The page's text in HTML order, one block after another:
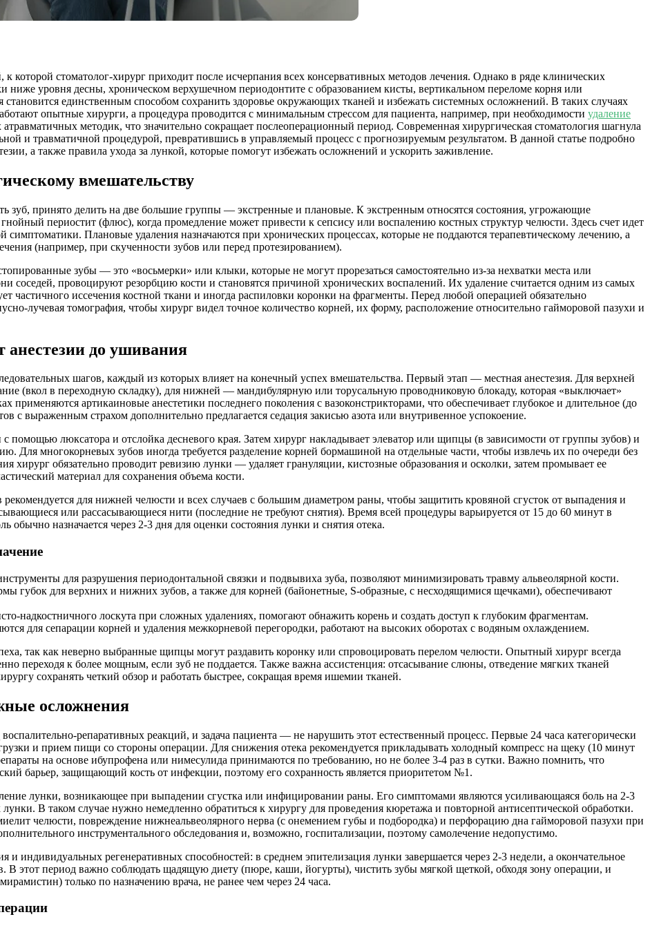
к которой стоматолог-хирург приходит после исчерпания всех консервативных методов лечения. Однако в ряде клинических
уровня десны, хроническом верхушечном периодонтите с образованием кисты, вертикальном переломе корня или
единственным способом сохранить здоровье окружающих тканей и избежать системных осложнений. В таких случаях
опытные хирурги, а процедура проводится с минимальным стрессом для пациента, например, при необходимости удаление
методик, что значительно сокращает послеоперационный период. Современная хирургическая стоматология шагнула
и травматичной процедурой, превратившись в управляемый процесс с прогнозируемым результатом. В данной статье подробно
а также правила ухода за лункой, которые помогут избежать осложнений и ускорить заживление.
вмешательству
зуб, принято делить на две большие группы — экстренные и плановые. К экстренным относятся состояния, угрожающие
периостит (флюс), когда промедление может привести к сепсису или воспалению костных структур челюсти. Здесь счет идет
симптоматики. Плановые удаления назначаются при хронических процессах, которые не поддаются терапевтическому лечению, а
(например, при скученности зубов или перед протезированием).
зубы — это «восьмерки» или клыки, которые не могут прорезаться самостоятельно из-за нехватки места или
соседей, провоцируют резорбцию кости и становятся причиной хронических воспалений. Их удаление считается одним из самых
частичного иссечения костной ткани и иногда распиловки коронки на фрагменты. Перед любой операцией обязательно
лучевая томография, чтобы хирург видел точное количество корней, их форму, расположение относительно гайморовой пазухи и
анестезии до ушивания
шагов, каждый из которых влияет на конечный успех вмешательства. Первый этап — местная анестезия. Для верхней
(вкол в переходную складку), для нижней — мандибулярную или торусальную проводниковую блокаду, которая «выключает»
применяются артикаиновые анестетики последнего поколения с вазоконстрикторами, что обеспечивает глубокое и длительное (до
с выраженным страхом дополнительно предлагается седация закисью азота или внутривенное успокоение.
помощью люксатора и отслойка десневого края. Затем хирург накладывает элеватор или щипцы (в зависимости от группы зубов) и
многокорневых зубов иногда требуется разделение корней бормашиной на отдельные части, чтобы извлечь их по очереди без
хирург обязательно проводит ревизию лунки — удаляет грануляции, кистозные образования и осколки, затем промывает ее
материал для сохранения объема кости.
для нижней челюсти и всех случаев с большим диаметром раны, чтобы защитить кровяной сгусток от выпадения и
или рассасывающиеся нити (последние не требуют снятия). Время всей процедуры варьируется от 15 до 60 минут в
обычно назначается через 2-3 дня для оценки состояния лунки и снятия отека.
для разрушения периодонтальной связки и подвывиха зуба, позволяют минимизировать травму альвеолярной кости.
губок для верхних и нижних зубов, а также для корней (байонетные, S-образные, с несходящимися щечками), обеспечивают
надкостничного лоскута при сложных удалениях, помогают обнажить корень и создать доступ к глубоким фрагментам.
для сепарации корней и удаления межкорневой перегородки, работают на высоких оборотах с водяным охлаждением.
так как неверно выбранные щипцы могут раздавить коронку или спровоцировать перелом челюсти. Опытный хирург всегда
переходя к более мощным, если зуб не поддается. Также важна ассистенция: отсасывание слюны, отведение мягких тканей
сохранять четкий обзор и работать быстрее, сокращая время ишемии тканей.
осложнения
репаративных реакций, и задача пациента — не нарушить этот естественный процесс. Первые 24 часа категорически
и прием пищи со стороны операции. Для снижения отека рекомендуется прикладывать холодный компресс на щеку (10 минут
на основе ибупрофена или нимесулида принимаются по требованию, но не более 3-4 раз в сутки. Важно помнить, что
барьер, защищающий кость от инфекции, поэтому его сохранность является приоритетом №1.
лунки, возникающее при выпадении сгустка или инфицировании раны. Его симптомами являются усиливающаяся боль на 2-3
В таком случае нужно немедленно обратиться к хирургу для проведения кюретажа и повторной антисептической обработки.
челюсти, повреждение нижнеальвеолярного нерва (с онемением губы и подбородка) и перфорацию дна гайморовой пазухи при
инструментального обследования и, возможно, госпитализации, поэтому самолечение недопустимо.
и индивидуальных регенеративных способностей: в среднем эпителизация лунки завершается через 2-3 недели, а окончательное
В этот период важно соблюдать щадящую диету (пюре, каши, йогурты), чистить зубы мягкой щеткой, обходя зону операции, и
только по назначению врача, не ранее чем через 24 часа.